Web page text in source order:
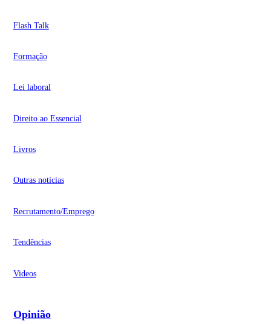
Flash Talk
Formação
Lei laboral
Direito ao Essencial
Livros
Outras notícias
Recrutamento/Emprego
Tendências
Videos
Opinião